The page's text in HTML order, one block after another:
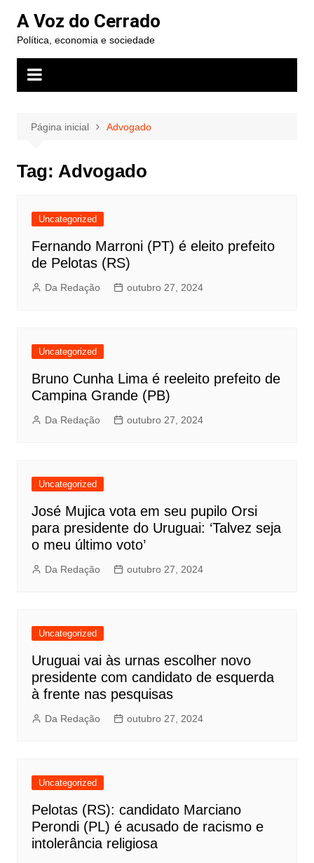
para
conteúdo
A Voz do Cerrado
Política, economia e sociedade
Página inicial Advogado
Tag: Advogado
Uncategorized
Fernando Marroni (PT) é eleito prefeito
de Pelotas (RS)
Da Redação outubro 27, 2024
Uncategorized
Bruno Cunha Lima é reeleito prefeito de
Campina Grande (PB)
Da Redação outubro 27, 2024
Uncategorized
José Mujica vota em seu pupilo Orsi
para presidente do Uruguai: ‘Talvez seja
o meu último voto’
Da Redação outubro 27, 2024
Uncategorized
Uruguai vai às urnas escolher novo
presidente com candidato de esquerda
à frente nas pesquisas
Da Redação outubro 27, 2024
Uncategorized
Pelotas (RS): candidato Marciano
Perondi (PL) é acusado de racismo e
intolerância religiosa